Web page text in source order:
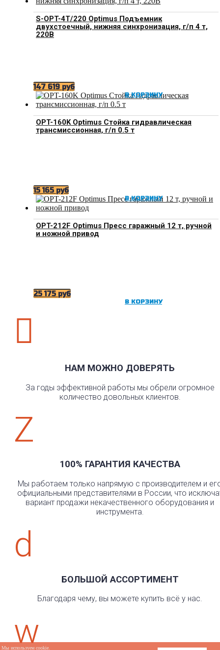
Мы используем cookie.
S-OPT-4T/220 Optimus Подъемник
двухстоечный, нижняя синхронизация, г/п 4 т,
220В
147 619 руб
В КОРЗИНУ
OPT-160K Optimus Стойка гидравлическая
трансмиссионная, г/п 0.5 т
15 165 руб
В КОРЗИНУ
OPT-212F Optimus Пресс гаражный 12 т, ручной
и ножной привод
25 175 руб
В КОРЗИНУ

НАМ МОЖНО ДОВЕРЯТЬ
За годы эффективной работы мы обрели огромное
количество довольных клиентов.
Z
100% ГАРАНТИЯ КАЧЕСТВА
Мы работаем только напрямую с производителем и
официальными представителями в России, что
вариант продажи некачественного оборудования и
инструмента.
d
БОЛЬШОЙ АССОРТИМЕНТ
Благодаря чему, вы можете купить всё у нас.
w